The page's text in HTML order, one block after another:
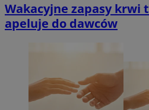
Wakacyjne zapasy krwi
apeluje do dawców